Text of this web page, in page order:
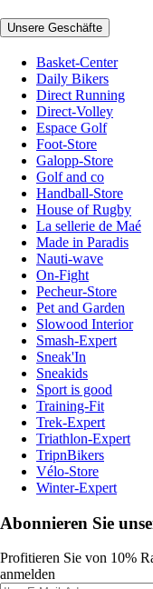
Unsere Geschäfte
Basket-Center
Daily Bikers
Direct Running
Direct-Volley
Espace Golf
Foot-Store
Galopp-Store
Golf and co
Handball-Store
House of Rugby
La sellerie de Maé
Made in Paradis
Nauti-wave
On-Fight
Pecheur-Store
Pet and Garden
Slowood Interior
Smash-Expert
Sneak'In
Sneakids
Sport is good
Training-Fit
Trek-Expert
Triathlon-Expert
TripnBikers
Vélo-Store
Winter-Expert
Abonnieren Sie
Profitieren Sie von 10%
anmelden